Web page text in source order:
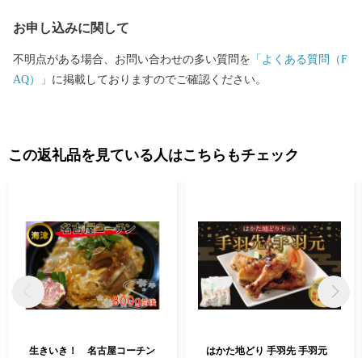
お申し込みに関して
不明点がある場合、お問い合わせの多い質問を 「よくある質問（F
AQ）」 に掲載しておりますのでご確認ください。
この返礼品を見ている人はこちらもチェック
生きいき！ 名古屋コーチン
はかた地どり 手羽先 手羽元